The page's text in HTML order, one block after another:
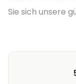
Sie sich unsere